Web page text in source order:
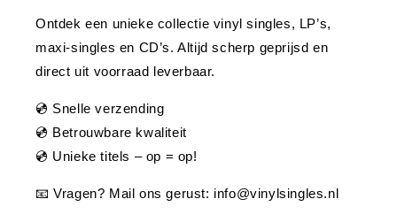
Ontdek een unieke collectie vinyl singles, LP’s,
maxi-singles en CD’s. Altijd scherp geprijsd en
direct uit voorraad leverbaar.
💿 Snelle verzending
💿 Betrouwbare kwaliteit
💿 Unieke titels – op = op!
📧 Vragen? Mail ons gerust: info@vinylsingles.nl